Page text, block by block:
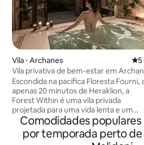
Vila ⋅ Archanes 55
Vila privativa de bem-estar em
– floresta ao seu redor
Escondida na pacífica Floresta Fourni,
apenas 20 minutos de Heraklion, a
Forest Within é uma vila privada
projetada para uma vida lenta e um
descanso profundo. Situada em uma
propriedade de 8 mil m², esta casa de
156 m² oferece total privacidade, vista
Comodidades populares
por temporada perto de